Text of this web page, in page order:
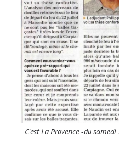
C'est La Provence -du